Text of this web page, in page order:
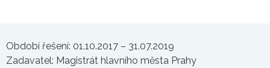
Období řešení: 01.10.2017 – 31.07.2019
Zadavatel: Magistrát hlavního města Prahy